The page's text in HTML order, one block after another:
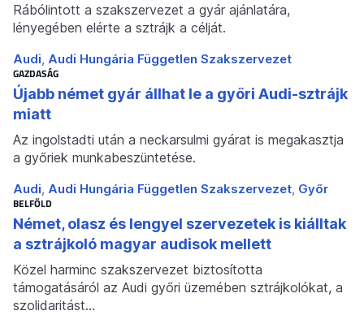
Rábólintott a szakszervezet a gyár ajánlatára,
lényegében elérte a sztrájk a célját.
Audi Audi Hungária Független Szakszervezet
GAZDASÁG
Újabb német gyár állhat le a győri Audi-sztrájk
miatt
Az ingolstadti után a neckarsulmi gyárat is megakasztja
a győriek munkabeszüntetése.
Audi Audi Hungária Független Szakszervezet Győr
BELFÖLD
Német, olasz és lengyel szervezetek is kiálltak
a sztrájkoló magyar audisok mellett
Közel harminc szakszervezet biztosította
támogatásáról az Audi győri üzemében sztrájkolókat, a
szolidaritást…